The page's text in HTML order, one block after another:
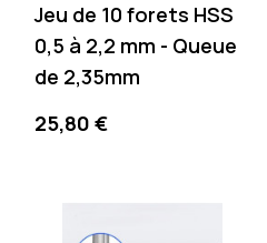
Jeu de 10 forets HSS
0,5 à 2,2 mm - Queue
de 2,35mm
Preis
25,80 €